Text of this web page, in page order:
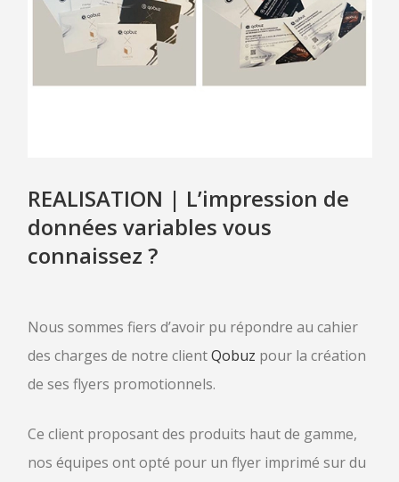
CAS CLIENTS
REALISATION | L’impression de
données variables vous
connaissez ?
Nous sommes fiers d’avoir pu répondre au cahier
des charges de notre clientQobuz pour la création
de ses flyers promotionnels.
Ce client proposant des produits haut de gamme,
nos équipes ont opté pour un flyer imprimé sur du